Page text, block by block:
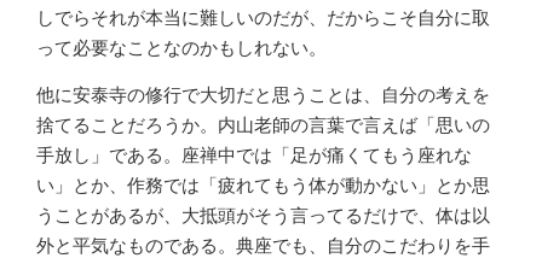
しでらそれが本当に難しいのだが、だからこそ自分に取
って必要なことなのかもしれない。
他に安泰寺の修行で大切だと思うことは、自分の考えを
捨てることだろうか。内山老師の言葉で言えば「思いの
手放し」である。座禅中では「足が痛くてもう座れな
い」とか、作務では「疲れてもう体が動かない」とか思
うことがあるが、大抵頭がそう言ってるだけで、体は以
外と平気なものである。典座でも、自分のこだわりを手